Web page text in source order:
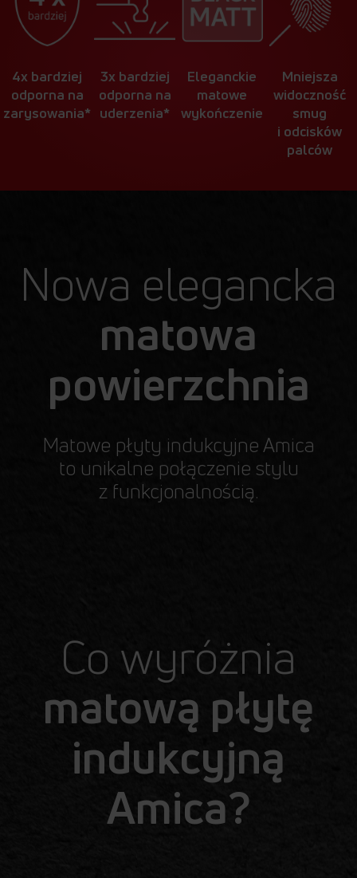
4x bardziej
odporna na
zarysowania*
3x bardziej
odporna na
uderzenia*
Eleganckie
matowe
wykończenie
Mniejsza
widoczność
smug
i odcisków
palców
Nowa elegancka
matowa
powierzchnia
Matowe płyty indukcyjne Amica
to unikalne połączenie stylu
z funkcjonalnością.
Co wyróżnia
matową płytę
indukcyjną
Amica?